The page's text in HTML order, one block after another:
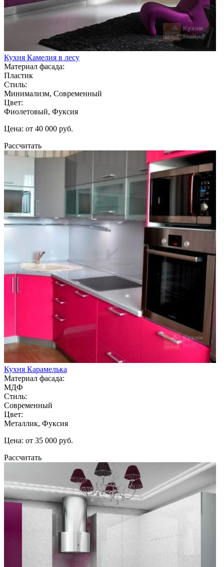
Кухня Камелия в лесу
Материал фасада:
Пластик
Стиль:
Минимализм, Современный
Цвет:
Фиолетовый, Фуксия
Цена: от 40 000 руб.
Рассчитать
Кухня Карамелька
Материал фасада:
МДФ
Стиль:
Современный
Цвет:
Металлик, Фуксия
Цена: от 35 000 руб.
Рассчитать